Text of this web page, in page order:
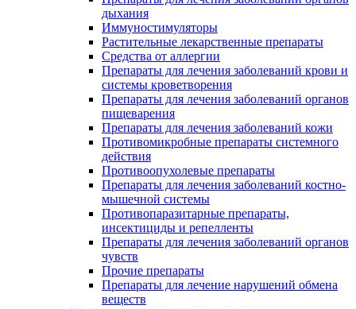
дыхания
Иммуностимуляторы
Растительные лекарственные препараты
Средства от аллергии
Препараты для лечения заболеваний крови и
системы кроветворения
Препараты для лечения заболеваний органов
пищеварения
Препараты для лечения заболеваний кожи
Противомикробные препараты системного
действия
Противоопухолевые препараты
Препараты для лечения заболеваний костно-
мышечной системы
Противопаразитарные препараты,
инсектициды и репелленты
Препараты для лечения заболеваний органов
чувств
Прочие препараты
Препараты для лечение нарушений обмена
веществ